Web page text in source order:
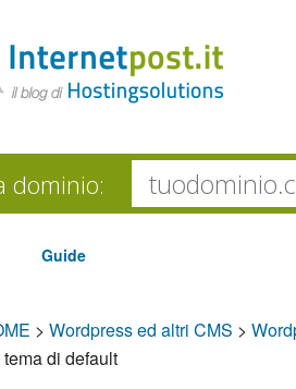
dominio:
Guide
> Wordpress ed altri CMS >
di default